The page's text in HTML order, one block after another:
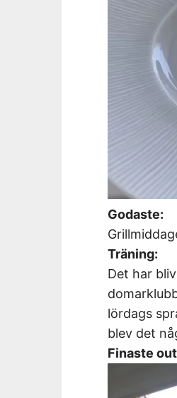
Godaste:
Träning:
Det har
lördags
blev det
Finaste